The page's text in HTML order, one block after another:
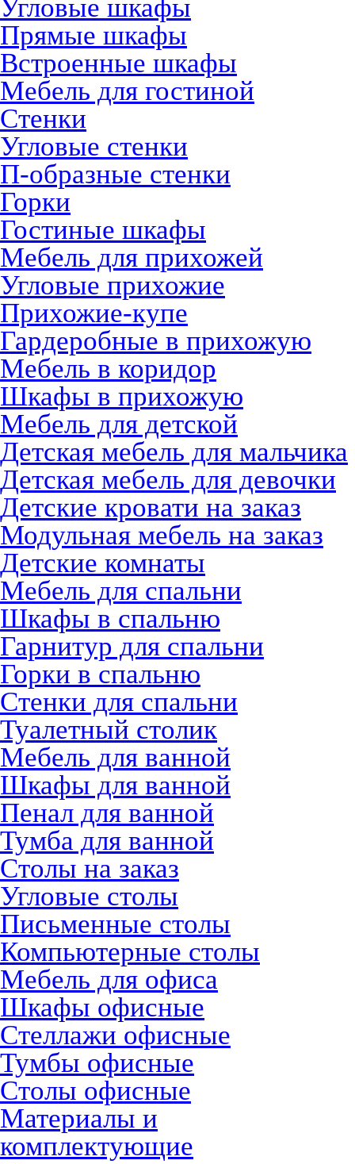
Угловые шкафы
Прямые шкафы
Встроенные шкафы
Мебель для гостиной
Стенки
Угловые стенки
П-образные стенки
Горки
Гостиные шкафы
Мебель для прихожей
Угловые прихожие
Прихожие-купе
Гардеробные в прихожую
Мебель в коридор
Шкафы в прихожую
Мебель для детской
Детская мебель для мальчика
Детская мебель для девочки
Детские кровати на заказ
Модульная мебель на заказ
Детские комнаты
Мебель для спальни
Шкафы в спальню
Гарнитур для спальни
Горки в спальню
Стенки для спальни
Туалетный столик
Мебель для ванной
Шкафы для ванной
Пенал для ванной
Тумба для ванной
Столы на заказ
Угловые столы
Письменные столы
Компьютерные столы
Мебель для офиса
Шкафы офисные
Стеллажи офисные
Тумбы офисные
Столы офисные
Материалы и
комплектующие